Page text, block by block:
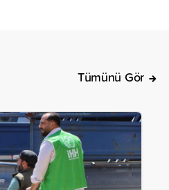
Tümünü Gör